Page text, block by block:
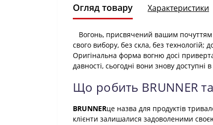
Огляд товару Характеристики
Вогонь, присвячений вашим почуттям
свого вибору, без скла, без технологій;
Оригінальна форма вогню досі
давності, сьогодні вони знову
Що робить BRUNNER
BRUNNERце назва для продуктів
клієнти залишалися задоволеними